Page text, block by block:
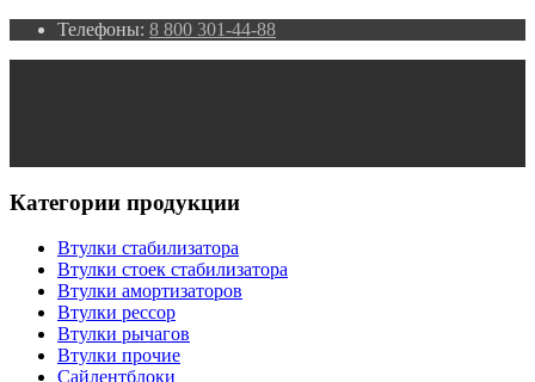
Телефоны: 8 800 301-44-88
Категории продукции
Втулки стабилизатора
Втулки стоек стабилизатора
Втулки амортизаторов
Втулки рессор
Втулки рычагов
Втулки прочие
Сайлентблоки